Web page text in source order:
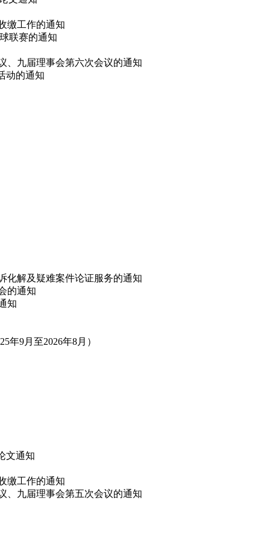
缴工作的通知
联赛的通知
、九届理事会第六次会议的通知
动的通知
化解及疑难案件论证服务的通知
的通知
知
9月至2026年8月）
文通知
缴工作的通知
、九届理事会第五次会议的通知